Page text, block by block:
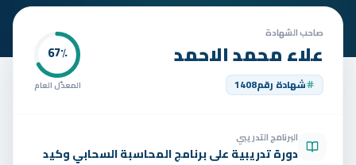
الأمان
تواصل
الوظائف
صاحب الشهادة
علاء محمد الاحمد
شهادة رقم1408
67٪
المعدّل العام
البرنامج التدريبي
دورة تدريبية على برنامج المحاسبة السحابي وكيد